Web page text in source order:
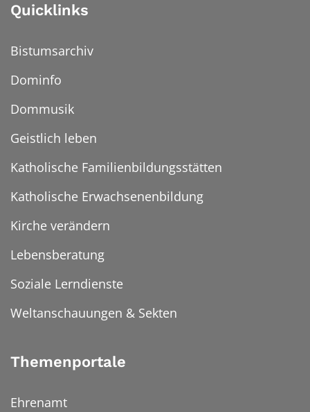
Quicklinks
Bistumsarchiv
Dominfo
Dommusik
Geistlich leben
Katholische Familienbildungsstätten
Katholische Erwachsenenbildung
Kirche verändern
Lebensberatung
Soziale Lerndienste
Weltanschauungen & Sekten
Themenportale
Ehrenamt